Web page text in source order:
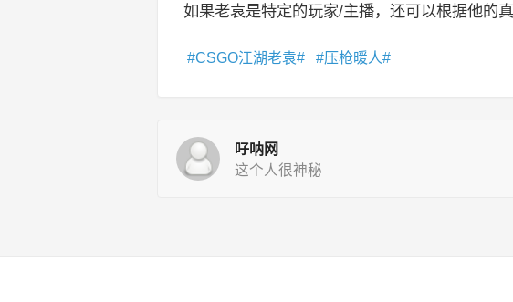
如果老袁是特定的玩家/主播，还可以根据他的
CSGO江湖老袁 压枪暖人
吇呐网
这个人很神秘